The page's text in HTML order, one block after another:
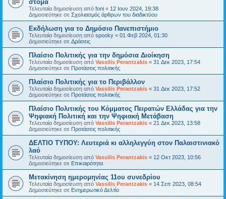
στόμα
Τελευταία δημοσίευση από foni « 12 Ιουν 2024, 19:38
Δημοσιεύτηκε σε Σχολιασμός άρθρων του διαδικτύου
Εκδήλωση για το Δημόσιο Πανεπιστήμιο
Τελευταία δημοσίευση από spooky « 01 Φεβ 2024, 01:30
Δημοσιεύτηκε σε Δράσεις
Πλαίσιο Πολιτικής για την δημόσια Διοίκηση
Τελευταία δημοσίευση από Vassilis Perantzakis « 31 Δεκ 2023, 17:54
Δημοσιεύτηκε σε Προτάσεις πολιτικής
Πλαίσιο Πολιτικής για το Περιβάλλον
Τελευταία δημοσίευση από Vassilis Perantzakis « 31 Δεκ 2023, 17:52
Δημοσιεύτηκε σε Προτάσεις πολιτικής
Πλαίσιο Πολιτικής του Κόμματος Πειρατών Ελλάδας για την
Ψηφιακή Πολιτική και την Ψηφιακή Μετάβαση
Τελευταία δημοσίευση από Vassilis Perantzakis « 21 Δεκ 2023, 13:58
Δημοσιεύτηκε σε Προτάσεις πολιτικής
ΔΕΛΤΙΟ ΤΥΠΟΥ: Λευτεριά κι αλληλεγγύη στον Παλαιστινιακό
λαό
Τελευταία δημοσίευση από Vassilis Perantzakis « 12 Οκτ 2023, 10:56
Δημοσιεύτηκε σε Επικαιρότητα
Μετακίνηση ημερομηνίας 11ου συνεδρίου
Τελευταία δημοσίευση από Vassilis Perantzakis « 14 Σεπ 2023, 08:54
Δημοσιεύτηκε σε Ενημερωτικό Δελτίο